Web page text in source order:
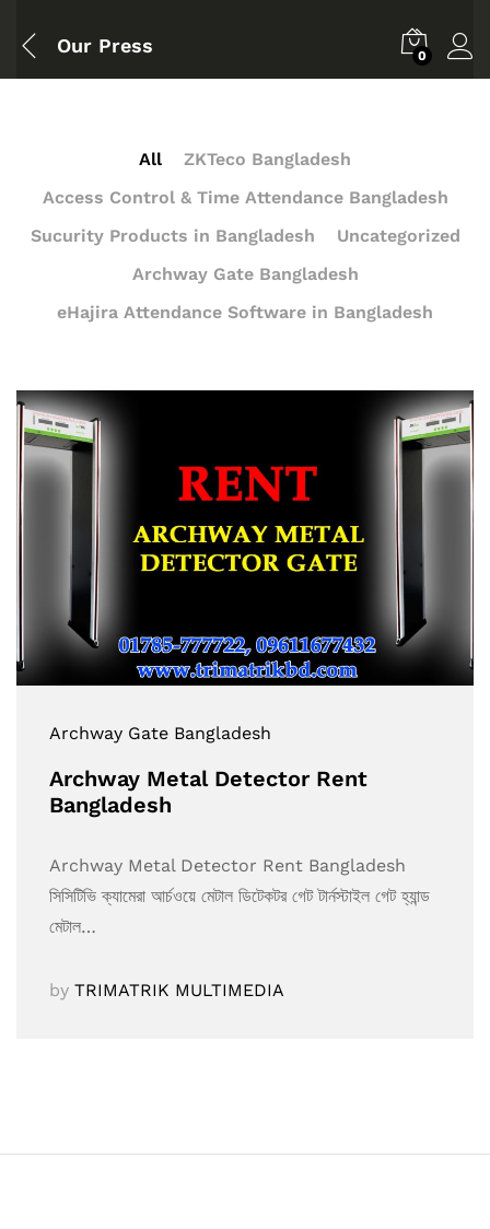
Our Press 0
All
ZKTeco Bangladesh
Access Control & Time Attendance Bangladesh
Sucurity Products in Bangladesh
Uncategorized
Archway Gate Bangladesh
eHajira Attendance Software in Bangladesh
Archway Gate Bangladesh
Archway Metal Detector Rent
Bangladesh
Archway Metal Detector Rent Bangladesh
সিসিটিভি ক্যামেরা আর্চওয়ে মেটাল ডিটেকটর গেট টার্নস্টাইল গেট হ্যান্ড
মেটাল…
by TRIMATRIK MULTIMEDIA